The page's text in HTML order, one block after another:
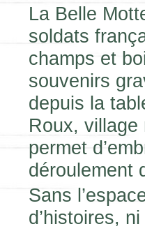
La Belle
soldats
champs et
souvenirs
depuis la
Roux,
permet
déroulement
Sans
d’histoires,